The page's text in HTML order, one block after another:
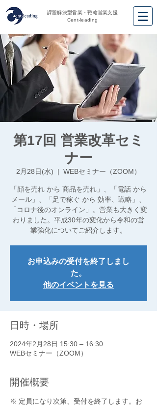
課題解決型営業・戦略営業支援
Cent-leading
第17回 営業改革セミ
ナー
2月28日(水)
  |
WEBセミナー（ZOOM）
「顔を売れ から 商品を売れ」、「電話 から
メール」、「足で稼ぐ から 効率、戦略」、
「コロナ後のオンライン」。営業も大きく変
わりました。平成30年の変化から令和の営
業強化についてご紹介します。
お申込みの受付を終了しまし
た。
他のイベントを見る
日時・場所
2024年2月28日 15:30 – 16:30
WEBセミナー（ZOOM）
開催概要
※ 定員になり次第、受付を終了します。お